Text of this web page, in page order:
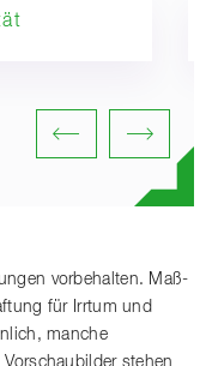
vorbehalten. Maß-
für Irrtum und
manche
stehen